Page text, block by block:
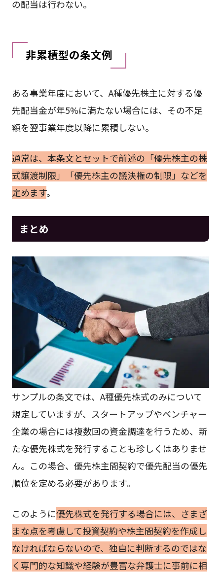
の配当は行わない。
非累積型の条文例
ある事業年度において、A種優先株主に対する優
先配当金が年5%に満たない場合には、その不足
額を翌事業年度以降に累積しない。
通常は、本条文とセットで前述の「優先株主の株
式譲渡制限」「優先株主の議決権の制限」などを
定めます。
まとめ
サンプルの条文では、A種優先株式のみについて
規定していますが、スタートアップやベンチャー
企業の場合には複数回の資金調達を行うため、新
たな優先株式を発行することも珍しくはありませ
ん。この場合、優先株主間契約で優先配当の優先
順位を定める必要があります。
このように優先株式を発行する場合には、さまざ
まな点を考慮して投資契約や株主間契約を作成し
なければならないので、独自に判断するのではな
く専門的な知識や経験が豊富な弁護士に事前に相